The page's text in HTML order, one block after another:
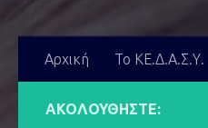
Αρχική Το ΚΕ.Δ.Α.Σ.Υ.
ΑΚΟΛΟΥΘΉΣΤΕ: